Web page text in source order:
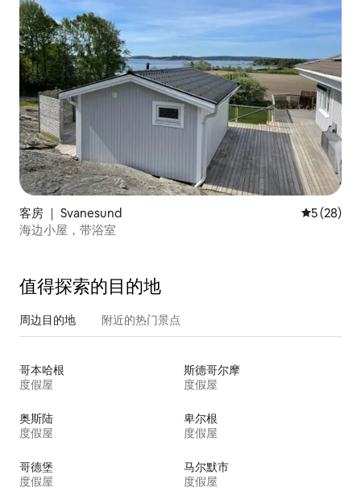
客房 ｜ Svanesund 平均评分
5 (28)
海边小屋，带浴室
值得探索的目的地
周边目的地 附近的热门景点
哥本哈根
度假屋
斯德哥尔摩
度假屋
奥斯陆
度假屋
卑尔根
度假屋
哥德堡
度假屋
马尔默市
度假屋